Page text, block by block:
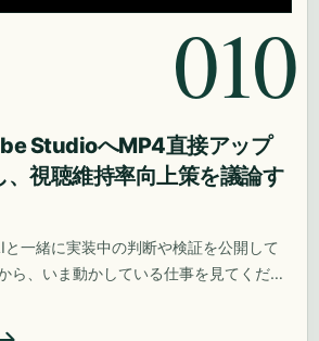
010
StudioへMP4直接アップ
、視聴維持率向上策を議論す
一緒に実装中の判断や検証を公開して
ら、いま動かしている仕事を見てくださ